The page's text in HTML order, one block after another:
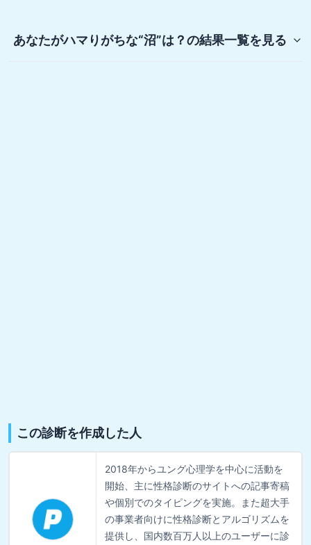
あなたがハマりがちな“沼”は？の結果一覧を見る
この診断を作成した人
2018年からユング心理学を中心に活動を
開始、主に性格診断のサイトへの記事寄稿
や個別でのタイピングを実施。また超大手
の事業者向けに性格診断とアルゴリズムを
提供し、国内数百万人以上のユーザーに診